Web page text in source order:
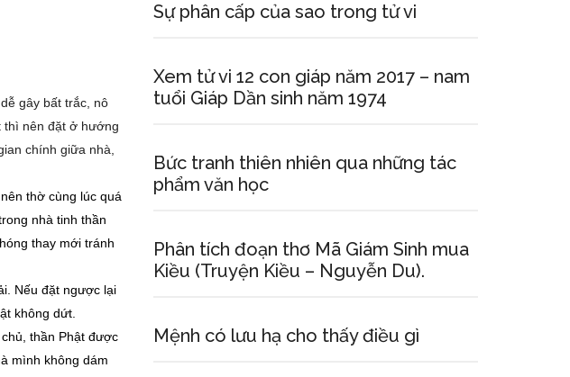
gây bất trắc, nô
thì nên đặt ở hướng
chính giữa nhà,
thờ cùng lúc quá
nhà tinh thần
thay mới tránh
Nếu đặt ngược lại
không dứt.
thần Phật được
mình không dám
Sự phân cấp của sao trong tử vi
Xem tử vi 12 con giáp năm 2017 – nam
tuổi Giáp Dần sinh năm 1974
Bức tranh thiên nhiên qua những tác
phẩm văn học
Phân tích đoạn thơ Mã Giám Sinh mua
Kiều (Truyện Kiều – Nguyễn Du).
Mệnh có lưu hạ cho thấy điều gì